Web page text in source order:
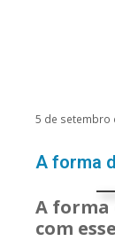
5 de setembro
A forma
A forma
com